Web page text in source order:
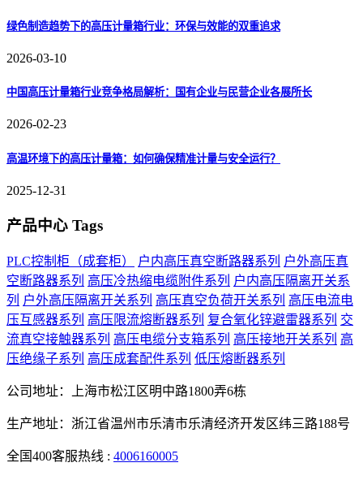
绿色制造趋势下的高压计量箱行业：环保与效能的双重追求
2026-03-10
中国高压计量箱行业竞争格局解析：国有企业与民营企业各展所长
2026-02-23
高温环境下的高压计量箱：如何确保精准计量与安全运行？
2025-12-31
产品中心 Tags
PLC控制柜（成套柜） 户内高压真空断路器系列 户外高压真
空断路器系列 高压冷热缩电缆附件系列 户内高压隔离开关系
列 户外高压隔离开关系列 高压真空负荷开关系列 高压电流电
压互感器系列 高压限流熔断器系列 复合氧化锌避雷器系列 交
流真空接触器系列 高压电缆分支箱系列 高压接地开关系列 高
压绝缘子系列 高压成套配件系列 低压熔断器系列
公司地址：上海市松江区明中路1800弄6栋
生产地址：浙江省温州市乐清市乐清经济开发区纬三路188号
全国400客服热线 : 4006160005